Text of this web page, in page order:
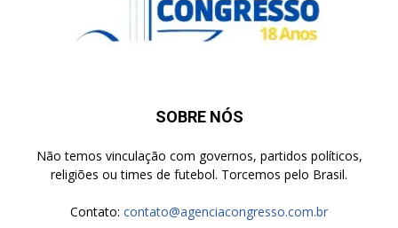
SOBRE NÓS
Não temos vinculação com governos, partidos políticos,
religiões ou times de futebol. Torcemos pelo Brasil.
Contato: contato@agenciacongresso.com.br